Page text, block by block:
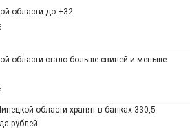
области до +32
области стало больше свиней и меньше
области хранят в банках 330,5
рублей.